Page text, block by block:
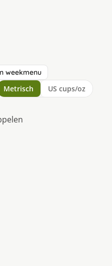
weekmenu
Metrisch US cups/oz